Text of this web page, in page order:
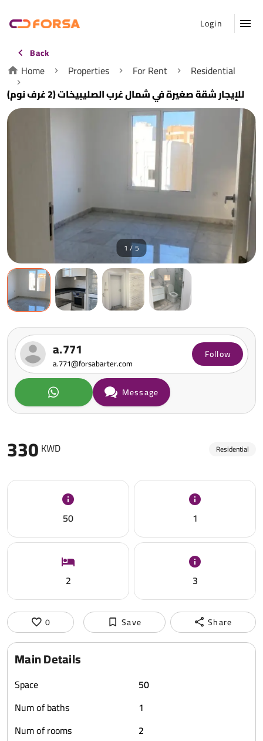
Login
Back
Home Properties For Rent
Residential
للإيجار شقة صغيرة في شمال غرب الصليبيخات (2 غرف نوم)
330 KWD Residential
50 1
2 3
0 Save Share
Main Details
Space
50
Num of baths
1
Num of rooms
2
1 / 5
a.771
a.771@forsabarter.com
Follow
Message